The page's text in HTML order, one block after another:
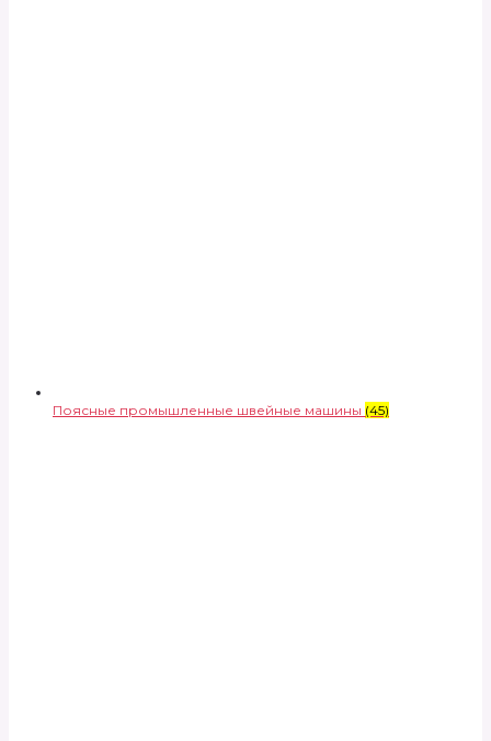
Поясные промышленные швейные машины (45)